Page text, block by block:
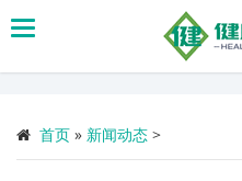
搜
首页 » 新闻动态 >